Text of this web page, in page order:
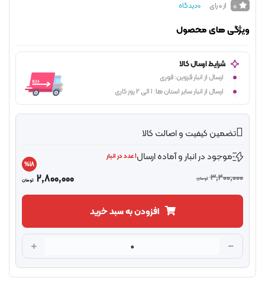
از 0 رای 0دیدگاه
های محصول
شرایط ارسال کالا
ارسال از انبار قزوین: فوری
ارسال از انبار سایر استان ها: 1 الی 2 روز کاری
تضمین کیفیت و اصالت کالا
موجود در انبار و آماده ارسال1 عدد در انبار
تومان 2,800,000 تومان
افزودن به سبد خرید